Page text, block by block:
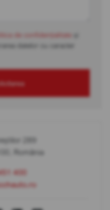
de confidențialitate
datelor cu caracter
289
România
400